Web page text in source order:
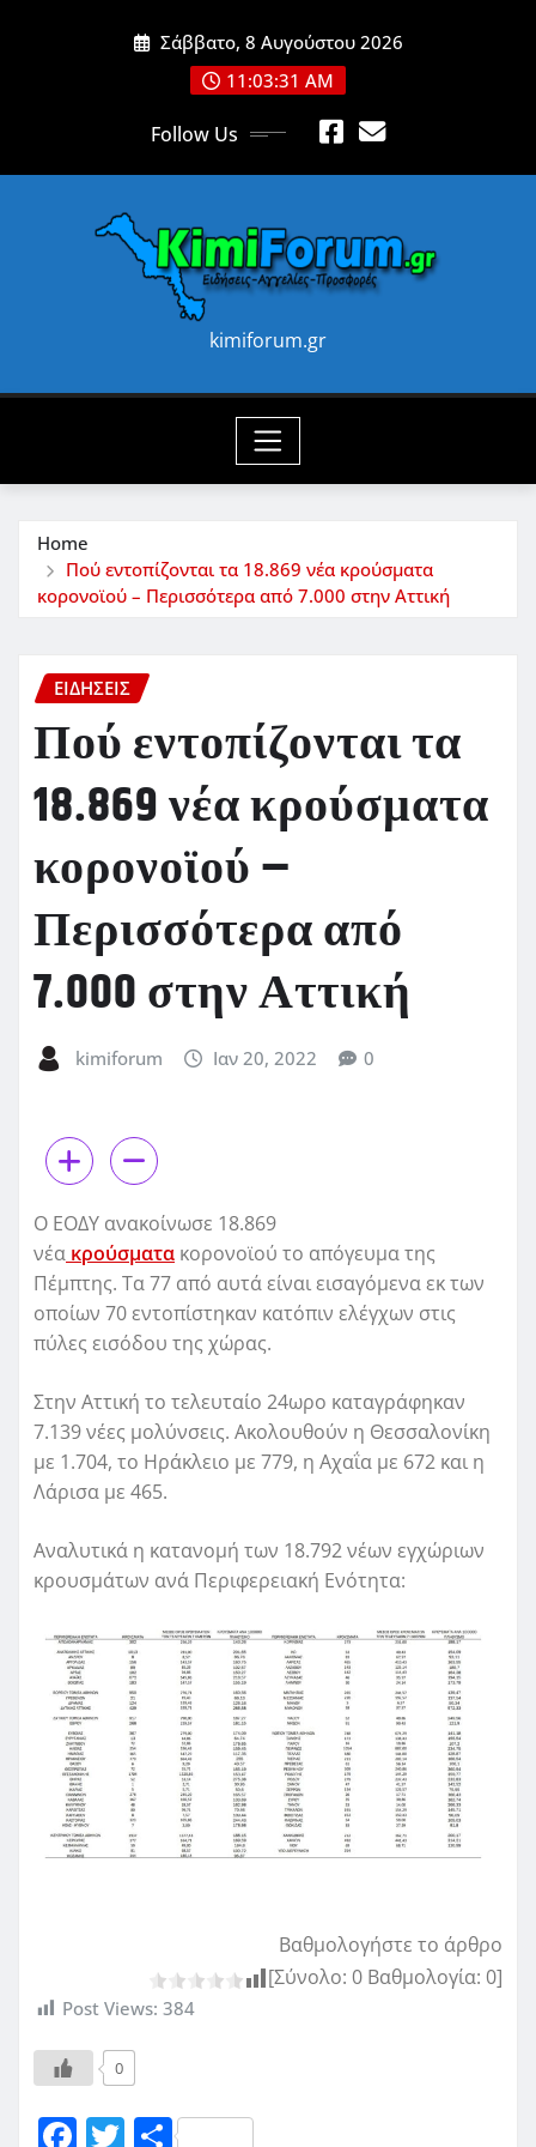
Σάββατο, 8 Αυγούστου 2026
11:03:33 AM
Follow Us
kimiforum.gr
Home
Πού εντοπίζονται τα 18.869 νέα κρούσματα
κορονοϊού – Περισσότερα από 7.000 στην Αττική
ΕΙΔΗΣΕΙΣ
Πού εντοπίζονται τα
18.869 νέα κρούσματα
κορονοϊού –
Περισσότερα από
7.000 στην Αττική
kimiforum Ιαν 20, 2022 0
Ο ΕΟΔΥ ανακοίνωσε 18.869
νέα κρούσματα κορονοϊού το απόγευμα της
Πέμπτης. Τα 77 από αυτά είναι εισαγόμενα εκ των
οποίων 70 εντοπίστηκαν κατόπιν ελέγχων στις
πύλες εισόδου της χώρας.
Στην Αττική το τελευταίο 24ωρο καταγράφηκαν
7.139 νέες μολύνσεις. Ακολουθούν η Θεσσαλονίκη
με 1.704, το Ηράκλειο με 779, η Αχαΐα με 672 και η
Λάρισα με 465.
Αναλυτικά η κατανομή των 18.792 νέων εγχώριων
κρουσμάτων ανά Περιφερειακή Ενότητα:
Βαθμολογήστε το άρθρο
[Σύνολο: 0 Βαθμολογία: 0]
Post Views: 384
0
F T Μ